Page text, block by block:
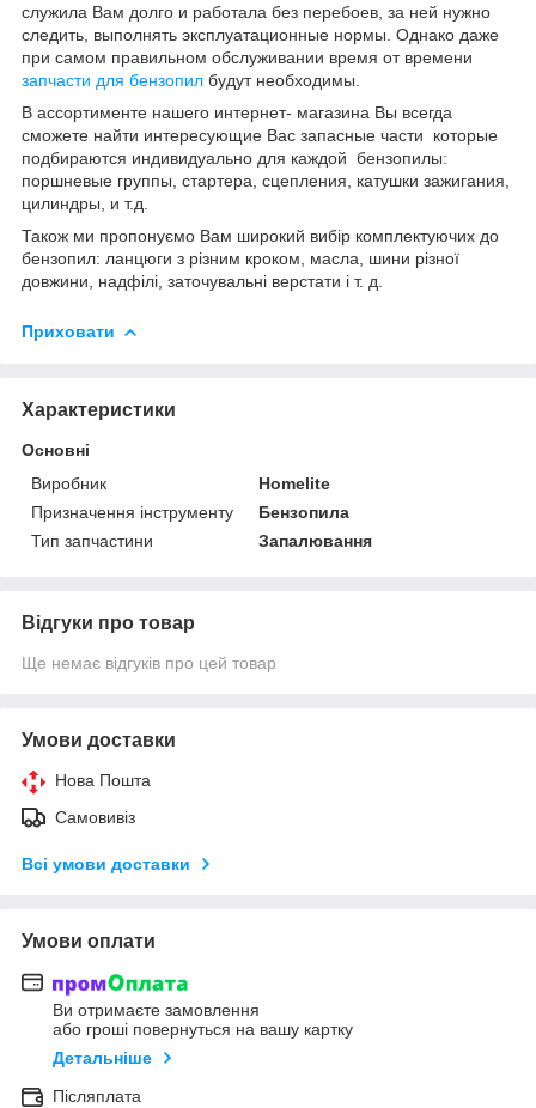
служила Вам долго и работала без перебоев, за ней нужно
следить, выполнять эксплуатационные нормы. Однако даже
при самом правильном обслуживании время от времени
запчасти для бензопил будут необходимы.
В ассортименте нашего интернет- магазина Вы всегда
сможете найти интересующие Вас запасные части которые
подбираются индивидуально для каждой бензопилы:
поршневые группы, стартера, сцепления, катушки зажигания,
цилиндры, и т.д.
Також ми пропонуємо Вам широкий вибір комплектуючих до
бензопил: ланцюги з різним кроком, масла, шини різної
довжини, надфілі, заточувальні верстати і т. д.
Приховати
Характеристики
Основні
Виробник
Homelite
Призначення інструменту
Бензопила
Тип запчастини
Запалювання
Відгуки про товар
Ще немає відгуків про цей товар
Умови доставки
Нова Пошта
Самовивіз
Всі умови доставки
Умови оплати
Ви отримаєте замовлення
або гроші повернуться на вашу картку
Детальніше
Післяплата